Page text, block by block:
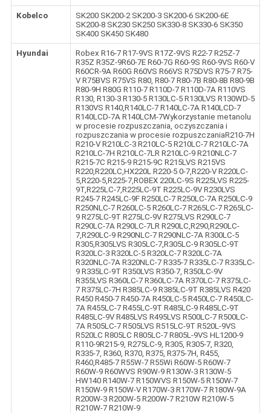
Kobelco
SK200 SK200-2 SK200-3 SK200-6 SK200-6E
SK200-8 SK230 SK250 SK330-8 SK330-6 SK350
SK400 SK450 SK480
Hyundai
Robex R16-7 R17-9VS R17Z-9VS R22-7 R25Z-7
R35Z R35Z-9R60-7E R60-7G R60-9S R60-9VS R60-V
R60CR-9A R60G R60VS R66VS R75DVS R75-7 R75-
V R75BVS R75VS R80, R80-7 R80-7B R80-8B R80-9B
R80-9H R80G R110-7 R110D-7 R110D-7A R110VS
R130, R130-3 R130-5 R130LC-5 R130LVS R130WD-5
R130VS R140,R140LC-7 R140LC-7A R140LCD-7
R140LCD-7A R140LCM-7Wykorzystanie metanolu
w procesie rozpuszczania, oczyszczania i
rozpuszczania w procesie rozpuszczaniaR210-7H
R210-V R210LC-3 R210LC-5 R210LC-7 R210LC-7A
R210LC-7H R210LC-7LR R210LC-9 R210NLC-7
R215-7C R215-9 R215-9C R215LVS R215VS
R220,R220LC,HX220L R220-5 0-7,R220-V R220LC-
5,R220-5,R225-7,ROBEX 220LC-9S R225LVS R225-
9T,R225LC-7,R225LC-9T R225LC-9V R230LVS
R245-7 R245LC-9F R250LC-7 R250LC-7A R250LC-9
R250NLC-7 R260LC-5 R260LC-7 R265LC-7 R265LC-
9 R275LC-9T R275LC-9V R275LVS R290LC-7
R290LC-7A R290LC-7LR R290LC,R290,R290LC-
7,R290LC-9 R290NLC-7 R290NLC-7A R300LC-5
R305,R305LVS R305LC-7,R305LC-9 R305LC-9T
R320LC-3 R320LC-5 R320LC-7 R320LC-7A
R320NLC-7A R320NLC-7 R335-7 R335LC-7 R335LC-
9 R335LC-9T R350LVS R350-7, R350LC-9V
R355LVS R360LC-7 R360LC-7A R370LC-7 R375LC-
7 R375LC-7H R385LC-9 R385LC-9T R385LVS R420
R450 R450-7 R450-7A R450LC-5 R450LC-7 R450LC-
7A R455LC-7 R455LC-9T R485LC-9 R485LC-9T
R485LC-9V R485LVS R495LVS R500LC-7 R500LC-
7A R505LC-7 R505LVS R515LC-9T R520L-9VS
R520LC R805LC R805LC-7 R805L-9VS HL1200-9
R110-9R215-9, R275LC-9, R305, R305-7, R320,
R335-7, R360, R370, R375, R375-7H, R455,
R460,R485-7 R55W-7 R55Wi R60W-5 R60W-7
R60W-9 R60WVS R90W-9 R130W-3 R130W-5
HW140 R140W-7 R150WVS R150W-5 R150W-7
R150W-9 R150W-V R170W-3 R170W-7 R180W-9A
R200W-3 R200W-5 R200W-7 R210W R210W-5
R210W-7 R210W-9